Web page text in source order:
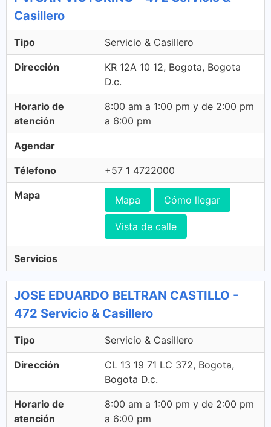
Casillero
Tipo Servicio & Casillero
Dirección
KR 12A 10 12, Bogota, Bogota
D.c.
Horario de
atención
8:00 am a 1:00 pm y de 2:00 pm
a 6:00 pm
Agendar
Télefono +57 1 4722000
Mapa Mapa Cómo llegar
Vista de calle
Servicios
JOSE EDUARDO BELTRAN CASTILLO -
472 Servicio & Casillero
Tipo Servicio & Casillero
Dirección
CL 13 19 71 LC 372, Bogota,
Bogota D.c.
Horario de
atención
8:00 am a 1:00 pm y de 2:00 pm
a 6:00 pm